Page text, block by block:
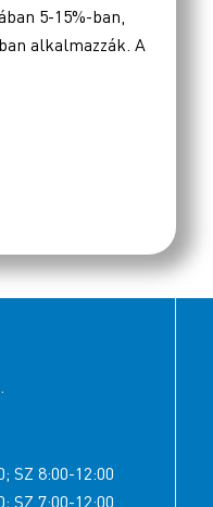
5-15%-ban,
alkalmazzák. A
SZ 8:00-12:00
SZ 7:00-12:00